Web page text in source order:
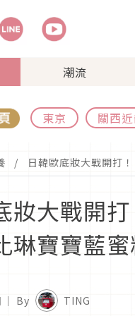
潮流
東京 關西
日韓歐底妝大戰開打
妝大戰開
琳寶寶藍
｜ By TING